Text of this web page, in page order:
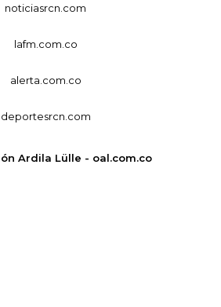
noticiasrcn.com
lafm.com.co
alerta.com.co
deportesrcn.com
Ardila Lülle - oal.com.co